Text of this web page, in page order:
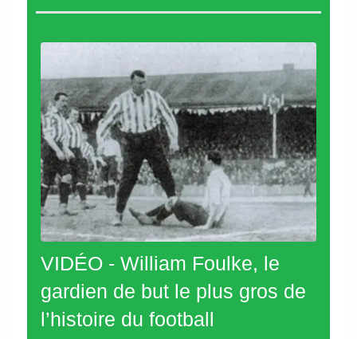
VIDÉO - William Foulke, le
gardien de but le plus gros de
l’histoire du football